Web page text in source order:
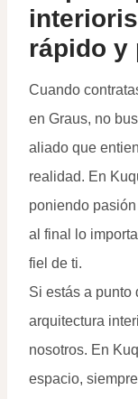
rápido y
Cuando
en Graus, no
aliado que
realidad. En
poniendo
al final lo
fiel de ti.
Si estás a punto
arquitectura
nosotros. En
espacio,